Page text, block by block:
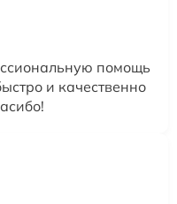
помощь
и качественно